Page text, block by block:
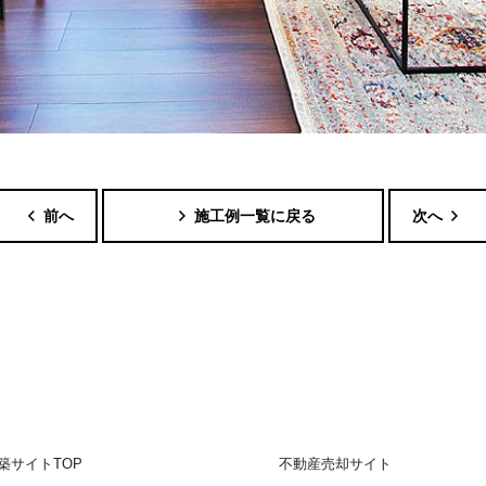
前へ 施工例一覧に戻る 次へ
サイトTOP 不動産売却サイト